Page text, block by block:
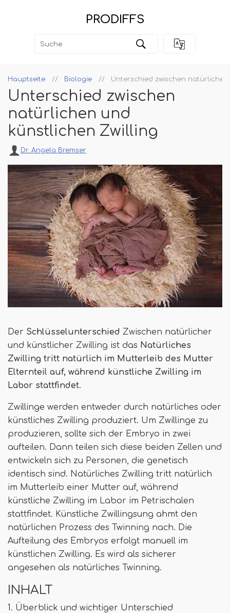
PRODIFFS
Hauptseite Biologie Unterschied zwischen
Unterschied zwischen
natürlichen und
künstlichen Zwilling
Dr. Angela Bremser
Der Schlüsselunterschied Zwischen natürlicher
und künstlicher Zwilling ist das Natürliches
Zwilling tritt natürlich im Mutterleib des Mutter
Elternteil auf, während künstliche Zwilling im
Labor stattfindet.
Zwillinge werden entweder durch natürliches oder
künstliches Zwilling produziert. Um Zwillinge zu
produzieren, sollte sich der Embryo in zwei
aufteilen. Dann teilen sich diese beiden Zellen und
entwickeln sich zu Personen, die genetisch
identisch sind. Natürliches Zwilling tritt natürlich
im Mutterleib einer Mutter auf, während
künstliche Zwilling im Labor im Petrischalen
stattfindet. Künstliche Zwillingsung ahmt den
natürlichen Prozess des Twinning nach. Die
Aufteilung des Embryos erfolgt manuell im
künstlichen Zwilling. Es wird als sicherer
angesehen als natürliches Twinning.
INHALT
1. Überblick und wichtiger Unterschied